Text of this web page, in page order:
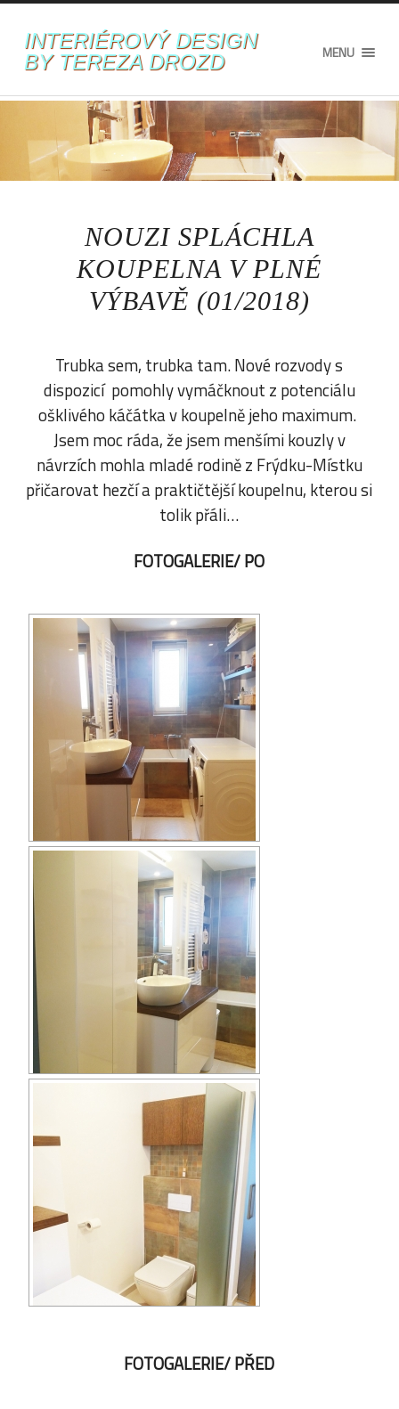
INTERIÉROVÝ DESIGN
BY TEREZA DROZD
MENU
NOUZI SPLÁCHLA
KOUPELNA V PLNÉ
VÝBAVĚ (01/2018)
Trubka sem, trubka tam. Nové rozvody s
dispozicí pomohly vymáčknout z potenciálu
ošklivého káčátka v koupelně jeho maximum.
Jsem moc ráda, že jsem menšími kouzly v
návrzích mohla mladé rodině z Frýdku-Místku
přičarovat hezčí a praktičtější koupelnu, kterou si
tolik přáli…
FOTOGALERIE/ PO
FOTOGALERIE/ PŘED